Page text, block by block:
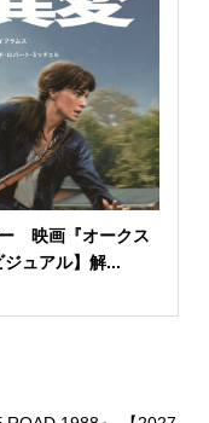
映画『オークス
ュアル】解...